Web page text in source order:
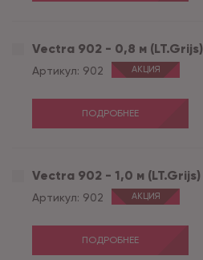
Vectra 902 - 0,8 м (LT.Grijs)
Артикул: 902 АКЦИЯ
ПОДРОБНЕЕ
Vectra 902 - 1,0 м (LT.Grijs)
Артикул: 902 АКЦИЯ
ПОДРОБНЕЕ